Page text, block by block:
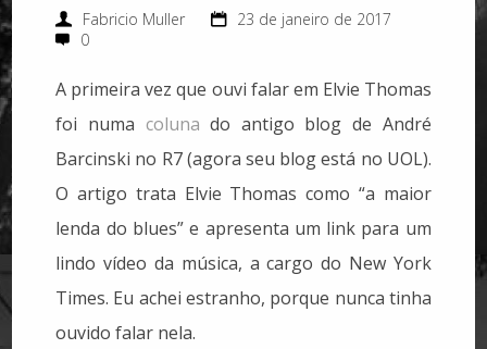
Fabricio Muller
23 de janeiro de 2017
0
A primeira vez que ouvi falar em Elvie Thomas
foi numa coluna do antigo blog de André
Barcinski no R7 (agora seu blog está no UOL).
O artigo trata Elvie Thomas como “a maior
lenda do blues” e apresenta um link para um
lindo vídeo da música, a cargo do New York
Times. Eu achei estranho, porque nunca tinha
ouvido falar nela.